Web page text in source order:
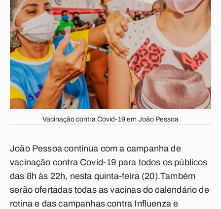
Vacinação contra Covid-19 em João Pessoa
João Pessoa continua com a campanha de
vacinação contra Covid-19 para todos os públicos
das 8h às 22h, nesta quinta-feira (20).Também
serão ofertadas todas as vacinas do calendário de
rotina e das campanhas contra Influenza e